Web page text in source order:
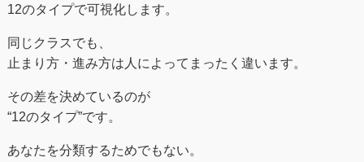
12のタイプで可視化します。
同じクラスでも、
止まり方・進み方は人によってまったく違います。
その差を決めているのが
“12のタイプ”です。
あなたを分類するためでもない。